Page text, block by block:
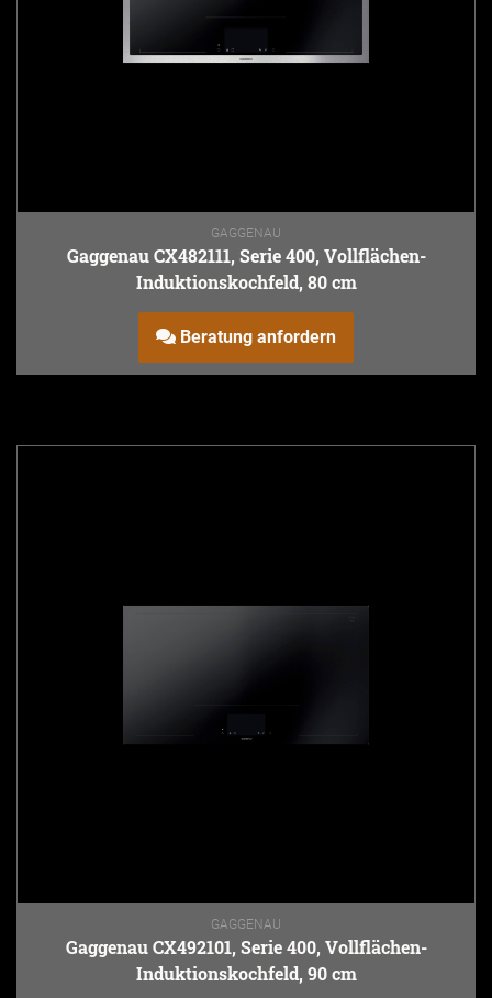
GAGGENAU
Gaggenau CX482111, Serie 400, Vollflächen-
Induktionskochfeld, 80 cm
Beratung anfordern
GAGGENAU
Gaggenau CX492101, Serie 400, Vollflächen-
Induktionskochfeld, 90 cm